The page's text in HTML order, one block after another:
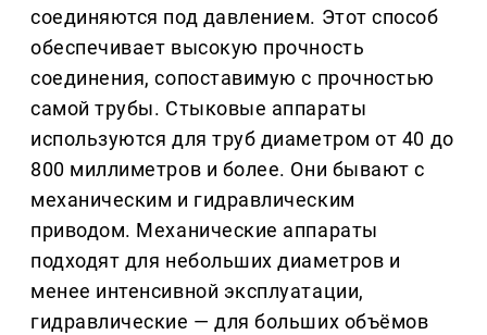
соединяются под давлением. Этот способ
обеспечивает высокую прочность
соединения, сопоставимую с прочностью
самой трубы. Стыковые аппараты
используются для труб диаметром от 40 до
800 миллиметров и более. Они бывают с
механическим и гидравлическим
приводом. Механические аппараты
подходят для небольших диаметров и
менее интенсивной эксплуатации,
гидравлические — для больших объёмов